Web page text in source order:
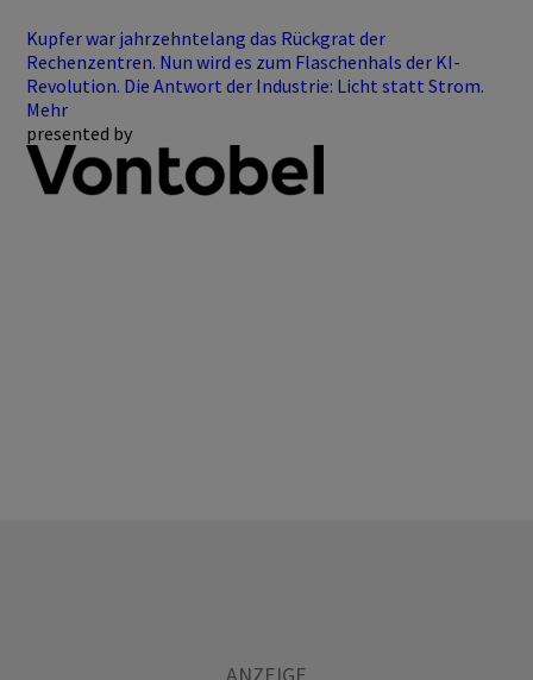
Kupfer war jahrzehntelang das Rückgrat der
Rechenzentren. Nun wird es zum Flaschenhals der KI-
Revolution. Die Antwort der Industrie: Licht statt Strom.
Mehr
presented by